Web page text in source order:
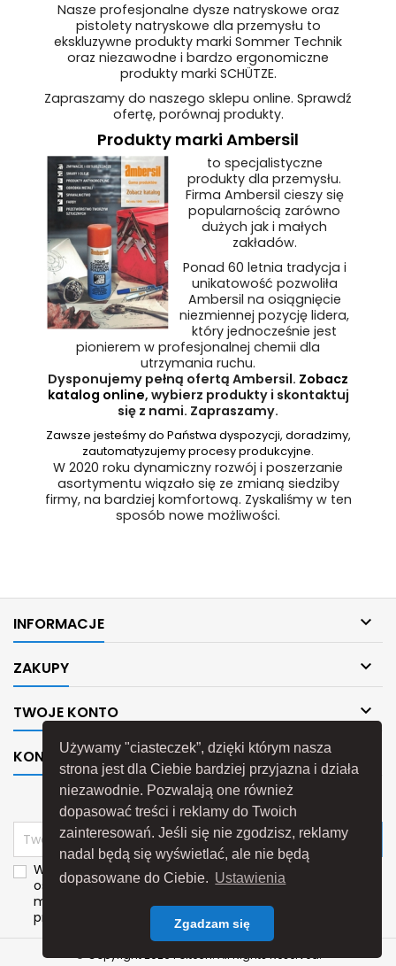
Używamy "ciasteczek”, dzięki którym nasza
strona jest dla Ciebie bardziej przyjazna i działa
niezawodnie. Pozwalają one również
dopasować treści i reklamy do Twoich
zainteresowań. Jeśli się nie zgodzisz, reklamy
nadal będą się wyświetlać, ale nie będą
dopasowane do Ciebie. Ustawienia
Zgadzam się
Nasze profesjonalne dysze natryskowe oraz
pistolety natryskowe dla przemysłu to
ekskluzywne produkty marki Sommer Technik
oraz niezawodne i bardzo ergonomiczne
produkty marki SCHÜTZE.
Zapraszamy do naszego sklepu online. Sprawdź
ofertę, porównaj produkty.
Produkty marki Ambersil
to specjalistyczne
produkty dla przemysłu.
Firma Ambersil cieszy się
popularnością zarówno
dużych jak i małych
zakładów.
Ponad 60 letnia tradycja i
unikatowość pozwoliła
Ambersil na osiągnięcie
niezmiennej pozycję lidera,
który jednocześnie jest
pionierem w profesjonalnej chemii dla
utrzymania ruchu.
Dysponujemy pełną ofertą Ambersil. Zobacz
katalog online, wybierz produkty i skontaktuj
się z nami. Zapraszamy.
Zawsze jesteśmy do Państwa dyspozycji, doradzimy,
zautomatyzujemy procesy produkcyjne.
W 2020 roku dynamiczny rozwój i poszerzanie
asortymentu wiązało się ze zmianą siedziby
firmy, na bardziej komfortową. Zyskaliśmy w ten
sposób nowe możliwości.
INFORMACJE 
ZAKUPY 
TWOJE KONTO 
KONTAKT
NEWSLETTER
Wyrażam zgodę na przetwarzanie moich danych
osobowych przez P.H.U."Poltech"w celach
marketingu bezpośredniego dotyczącego własnych
produktów i usług.
© Copyright 2026 Poltech. All Rights Reserved.